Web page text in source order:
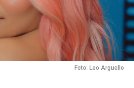
Foto: Leo Arguello